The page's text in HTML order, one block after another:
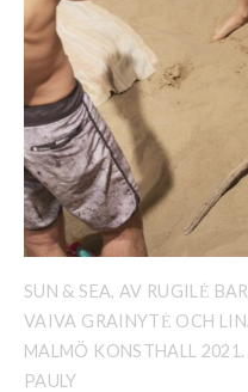
SUN & SEA, AV RUGILĖ
VAIVA GRAINYTĖ OCH
MALMÖ KONSTHALL
PAULY